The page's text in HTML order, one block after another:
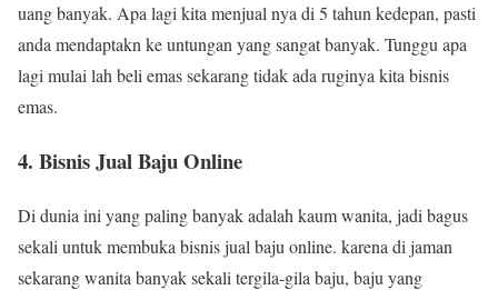
uang banyak. Apa lagi kita menjual nya di 5 tahun kedepan, pasti
anda mendaptakn ke untungan yang sangat banyak. Tunggu apa
lagi mulai lah beli emas sekarang tidak ada ruginya kita bisnis
emas.
4. Bisnis Jual Baju Online
Di dunia ini yang paling banyak adalah kaum wanita, jadi bagus
sekali untuk membuka bisnis jual baju online. karena di jaman
sekarang wanita banyak sekali tergila-gila baju, baju yang